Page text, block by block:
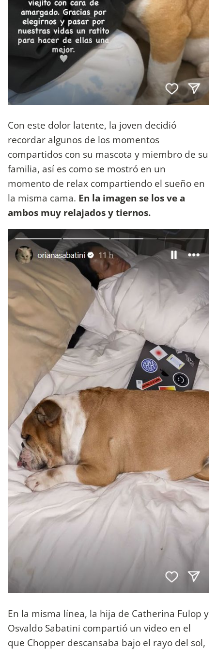
Con este dolor latente, la joven decidió
recordar algunos de los momentos
compartidos con su mascota y miembro de su
familia, así es como se mostró en un
momento de relax compartiendo el sueño en
la misma cama. En la imagen se los ve a
ambos muy relajados y tiernos.
En la misma línea, la hija de Catherina Fulop y
Osvaldo Sabatini compartió un video en el
que Chopper descansaba bajo el rayo del sol,